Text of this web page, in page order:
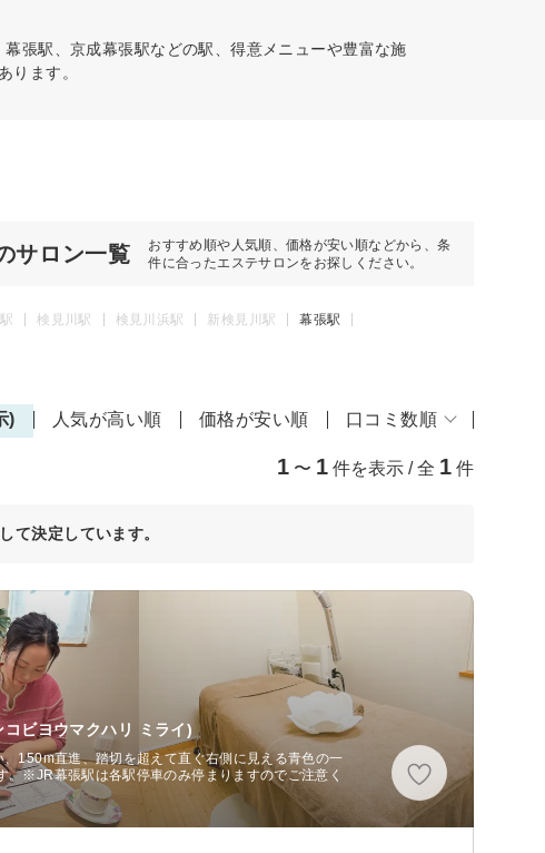
張駅、京成幕張駅などの駅、得意メニューや豊富な施
ります。
サロン一覧
おすすめ順や人気順、価格が安い順などから、条
件に合ったエステサロンをお探しください。
検見川駅 検見川浜駅 新検見川駅
幕張駅
) 人気が高い順 価格が安い順 口コミ数順
1 〜 1 件を表示 / 全 1 件
て決定しています。
ビヨウマクハリ ミライ)
150m直進、踏切を超えて直ぐ右側に見える青色の一
。※JR幕張駅は各駅停車のみ停まりますのでご注意く